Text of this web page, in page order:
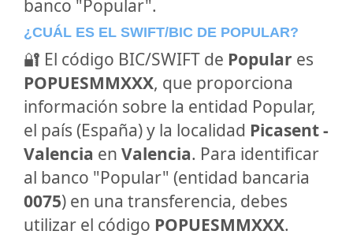
banco "Popular".
¿CUÁL ES EL SWIFT/BIC DE POPULAR?
🔐 El código BIC/SWIFT de Popular es
POPUESMMXXX, que proporciona
información sobre la entidad Popular,
el país (España) y la localidad Picasent -
Valencia en Valencia. Para identificar
al banco "Popular" (entidad bancaria
0075) en una transferencia, debes
utilizar el código POPUESMMXXX.